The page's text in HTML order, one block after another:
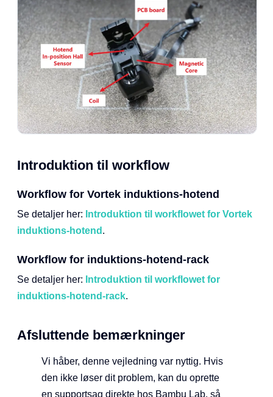
Introduktion til workflow
Workflow for Vortek induktions-hotend
Se detaljer her: Introduktion til workflowet for Vortek
induktions-hotend .
Workflow for induktions-hotend-rack
Se detaljer her: Introduktion til workflowet for
induktions-hotend-rack.
Afsluttende bemærkninger
Vi håber, denne vejledning var nyttig. Hvis
den ikke løser dit problem, kan du oprette
en supportsag direkte hos Bambu Lab, så